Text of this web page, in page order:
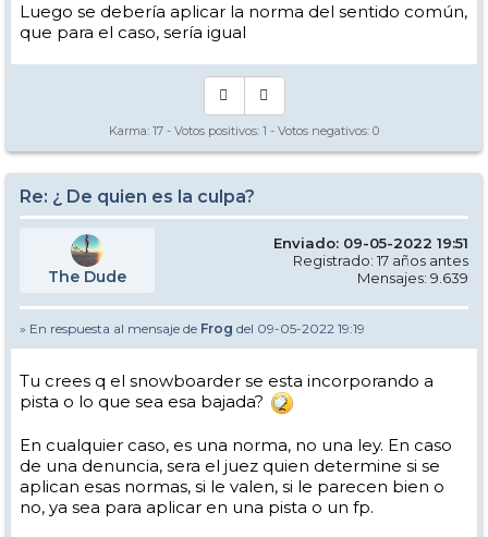
Luego se debería aplicar la norma del sentido común,
que para el caso, sería igual
Karma: 17 - Votos positivos: 1 - Votos negativos: 0
Re: ¿ De quien es la culpa?
The Dude
Enviado: 09-05-2022 19:51
Registrado: 17 años antes
Mensajes: 9.639
» En respuesta al mensaje de Frog del 09-05-2022 19:19
Tu crees q el snowboarder se esta incorporando a
pista o lo que sea esa bajada?
En cualquier caso, es una norma, no una ley. En caso
de una denuncia, sera el juez quien determine si se
aplican esas normas, si le valen, si le parecen bien o
no, ya sea para aplicar en una pista o un fp.